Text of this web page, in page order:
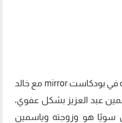
قال "فهمي" خلال لقاءه في بودكاست mirror مع خالد
عبد العزيز بشكل عفوي،
سويًا هو وزوجته وياسمين